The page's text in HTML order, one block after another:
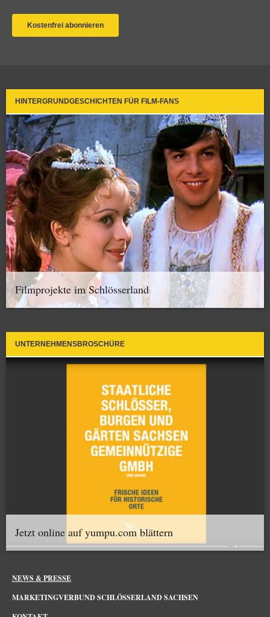
HINTERGRUNDGESCHICHTEN FÜR FILM-FANS
Filmprojekte im Schlösserland
UNTERNEHMENSBROSCHÜRE
Jetzt online auf yumpu.com blättern
NEWS & PRESSE
MARKETINGVERBUND SCHLÖSSERLAND SACHSEN